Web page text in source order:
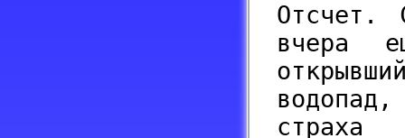
Отсчет.
вчера
страха